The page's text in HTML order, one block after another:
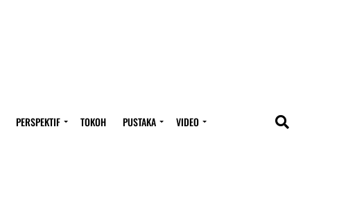
PERSPEKTIF TOKOH PUSTAKA VIDEO